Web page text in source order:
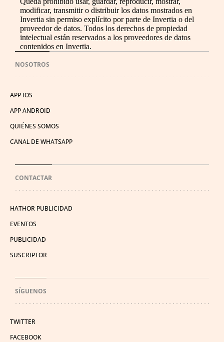
modificar, transmitir o distribuir los datos mostrados en
Invertia sin permiso explícito por parte de Invertia o del
proveedor de datos. Todos los derechos de propiedad
intelectual están reservados a los proveedores de datos
contenidos en Invertia.
NOSOTROS
APP IOS
APP ANDROID
QUIÉNES SOMOS
CANAL DE WHATSAPP
CONTACTAR
HATHOR PUBLICIDAD
EVENTOS
PUBLICIDAD
SUSCRIPTOR
SÍGUENOS
TWITTER
FACEBOOK